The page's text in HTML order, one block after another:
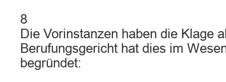
8
Die Vorinstanzen haben die Klage
Berufungsgericht hat dies im
begründet: